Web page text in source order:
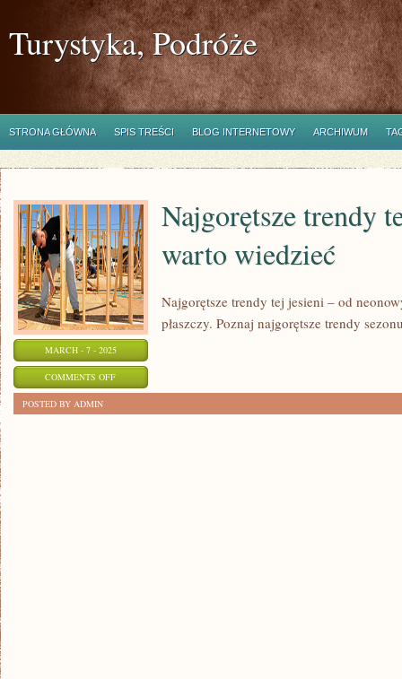
Turystyka, Podróże
STRONA GŁÓWNA SPIS TREŚCI BLOG INTERNETOWY ARCHIWUM
MARCH - 7 - 2025
COMMENTS OFFON
Najgorętsze trendy
warto wiedzieć
Najgorętsze trendy tej jesieni – od
płaszczy. Poznaj najgorętsze trendy
POSTED BY ADMIN